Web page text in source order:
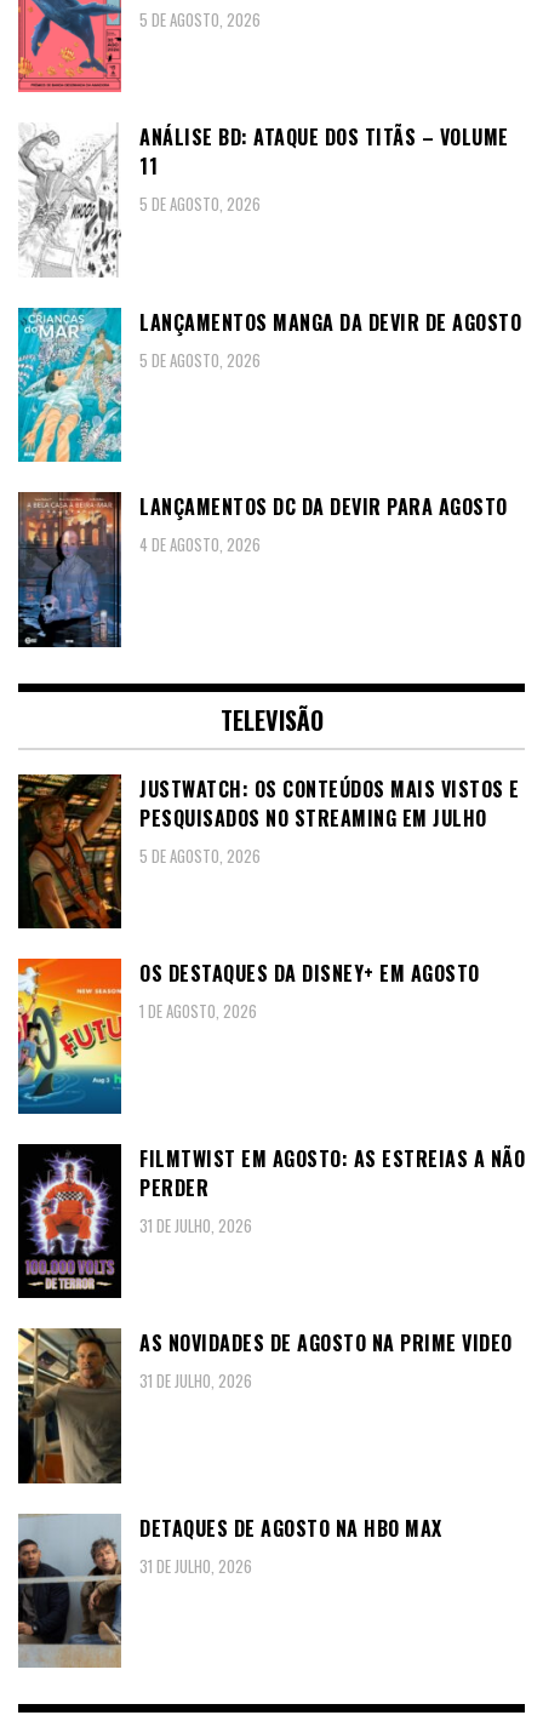
5 DE AGOSTO, 2026
ANÁLISE BD: ATAQUE DOS TITÃS – VOLUME
11
5 DE AGOSTO, 2026
LANÇAMENTOS MANGA DA DEVIR DE AGOSTO
5 DE AGOSTO, 2026
LANÇAMENTOS DC DA DEVIR PARA AGOSTO
4 DE AGOSTO, 2026
TELEVISÃO
JUSTWATCH: OS CONTEÚDOS MAIS VISTOS E
PESQUISADOS NO STREAMING EM JULHO
5 DE AGOSTO, 2026
OS DESTAQUES DA DISNEY+ EM AGOSTO
1 DE AGOSTO, 2026
FILMTWIST EM AGOSTO: AS ESTREIAS A NÃO
PERDER
31 DE JULHO, 2026
AS NOVIDADES DE AGOSTO NA PRIME VIDEO
31 DE JULHO, 2026
DETAQUES DE AGOSTO NA HBO MAX
31 DE JULHO, 2026